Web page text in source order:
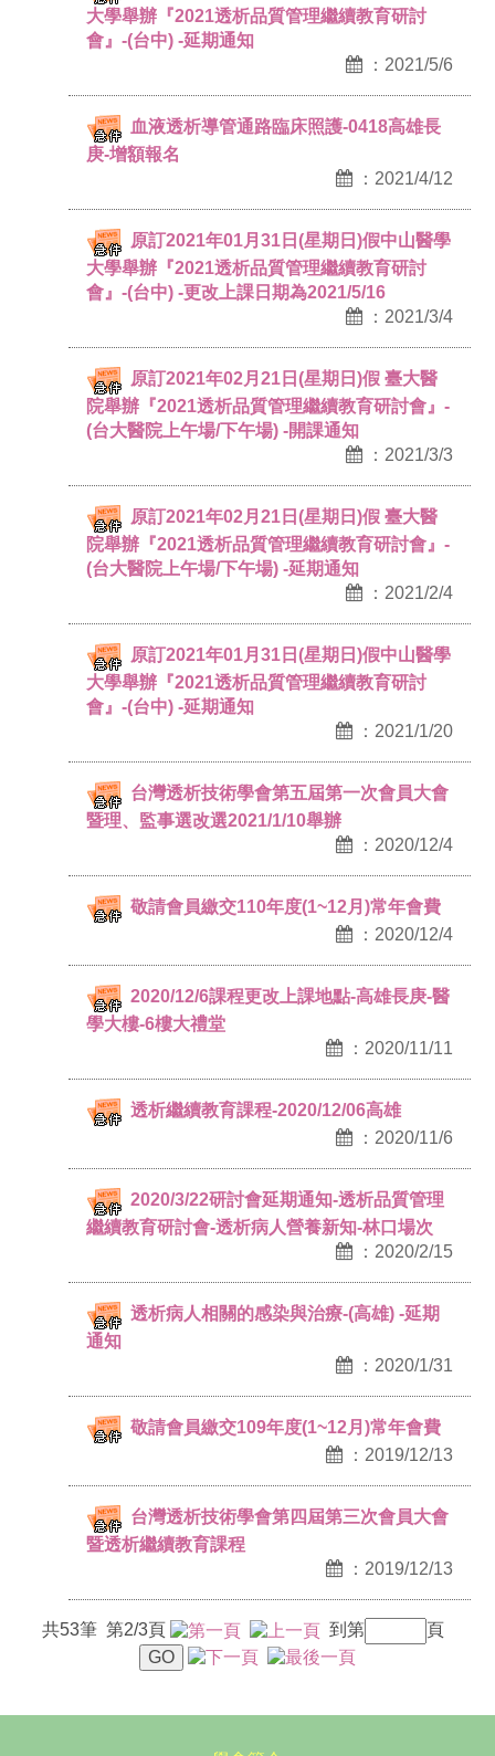
大學舉辦『2021透析品質管理繼續教育研討
會』-(台中) -延期通知
：2021/5/6
血液透析導管通路臨床照護-0418高雄長
庚-增額報名
：2021/4/12
原訂2021年01月31日(星期日)假中山醫學
大學舉辦『2021透析品質管理繼續教育研討
會』-(台中) -更改上課日期為2021/5/16
：2021/3/4
原訂2021年02月21日(星期日)假 臺大醫
院舉辦『2021透析品質管理繼續教育研討會』-
(台大醫院上午場/下午場) -開課通知
：2021/3/3
原訂2021年02月21日(星期日)假 臺大醫
院舉辦『2021透析品質管理繼續教育研討會』-
(台大醫院上午場/下午場) -延期通知
：2021/2/4
原訂2021年01月31日(星期日)假中山醫學
大學舉辦『2021透析品質管理繼續教育研討
會』-(台中) -延期通知
：2021/1/20
台灣透析技術學會第五屆第一次會員大會
暨理、監事選改選2021/1/10舉辦
：2020/12/4
敬請會員繳交110年度(1~12月)常年會費
：2020/12/4
2020/12/6課程更改上課地點-高雄長庚-醫
學大樓-6樓大禮堂
：2020/11/11
透析繼續教育課程-2020/12/06高雄
：2020/11/6
2020/3/22研討會延期通知-透析品質管理
繼續教育研討會-透析病人營養新知-林口場次
：2020/2/15
透析病人相關的感染與治療-(高雄) -延期
通知
：2020/1/31
敬請會員繳交109年度(1~12月)常年會費
：2019/12/13
台灣透析技術學會第四屆第三次會員大會
暨透析繼續教育課程
：2019/12/13
共53筆 第2/3頁 到第 頁